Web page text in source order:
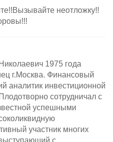
неотложку!!
1975 года
г.Москва. Финансовый
аналитик инвестиционной
сотрудничал с
успешными
участник многих
с